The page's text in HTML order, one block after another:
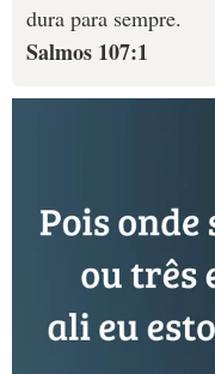
dura para sempre.
Salmos 107:1